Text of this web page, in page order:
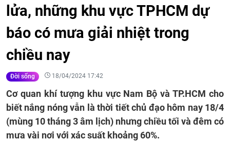
lửa, những khu vực TPHCM dự
báo có mưa giải nhiệt trong
chiều nay
Đời sống 18/04/2024 17:42
Cơ quan khí tượng khu vực Nam Bộ và TP.HCM cho
biết nắng nóng vẫn là thời tiết chủ đạo hôm nay 18/4
(mùng 10 tháng 3 âm lịch) nhưng chiều tối và đêm có
mưa vài nơi với xác suất khoảng 60%.